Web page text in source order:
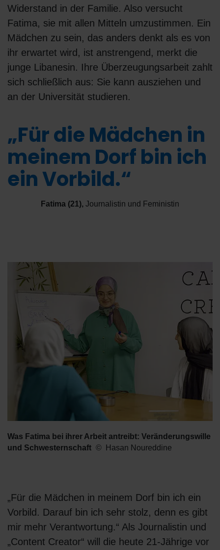
Widerstand in der Familie. Also versucht
Fatima, sie mit allen Mitteln umzustimmen. Ein
Mädchen zu sein, das anders denkt als es von
ihr erwartet wird, ist anstrengend, merkt die
junge Libanesin. Ihre Überzeugungsarbeit zahlt
sich schließlich aus: Sie kann ausziehen und
an der Universität studieren.
„Für die Mädchen in
meinem Dorf bin ich
ein Vorbild.“
Fatima (21), Journalistin und Feministin
Was Fatima bei ihrer Arbeit antreibt: Veränderungswille
und Schwesternschaft
Hasan Noureddine
„Für die Mädchen in meinem Dorf bin ich ein
Vorbild. Darauf bin ich sehr stolz, denn es gibt
mir mehr Verantwortung.“ Als Journalistin und
„Content Creator“ will die heute 21-Jährige vor